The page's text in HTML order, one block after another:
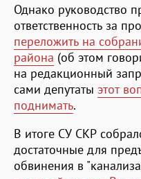
Однако руководство
ответственность за
переложить на
района (об этом
на редакционный
сами депутаты этот
поднимать.
В итоге СУ СКР
достаточные для
обвинения в